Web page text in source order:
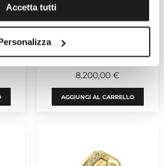
Accetta tutti
Ref. 1A09625HH1140
8.200,00 €
AGGIUNGI AL CARRELLO